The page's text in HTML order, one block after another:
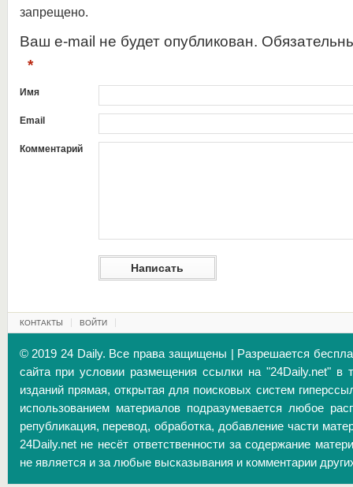
запрещено.
Ваш e-mail не будет опубликован.
*
Имя
Email
Комментарий
КОНТАКТЫ ВОЙТИ
© 2019 24 Daily. Все права защищены | Разрешается
сайта при условии размещения ссылки на "24Daily.net" в
изданий прямая, открытая для поисковых систем
использованием материалов подразумевается любое
републикация, перевод, обработка, добавление части
24Daily.net не несёт ответственности за содержание
не является и за любые высказывания и комментарии